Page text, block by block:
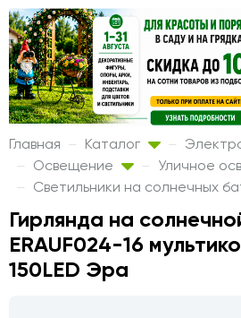
Главная Каталог
Освещение
Уличное
Светильники на солнечных
Гирлянда на
ERAUF024-16
150LED Эра